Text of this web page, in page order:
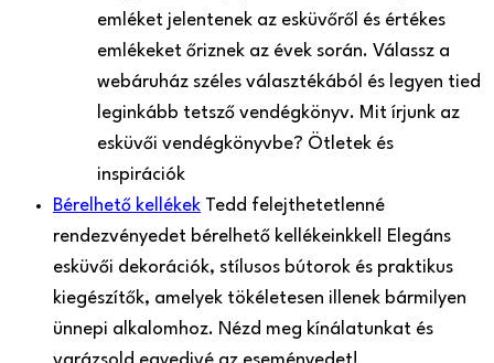
emléket jelentenek az esküvőről és értékes
emlékeket őriznek az évek során. Válassz a
webáruház széles választékából és legyen tied
leginkább tetsző vendégkönyv. Mit írjunk az
esküvői vendégkönyvbe? Ötletek és
inspirációk
Bérelhető kellékek Tedd felejthetetlenné
rendezvényedet bérelhető kellékeinkkel! Elegáns
esküvői dekorációk, stílusos bútorok és praktikus
kiegészítők, amelyek tökéletesen illenek bármilyen
ünnepi alkalomhoz. Nézd meg kínálatunkat és